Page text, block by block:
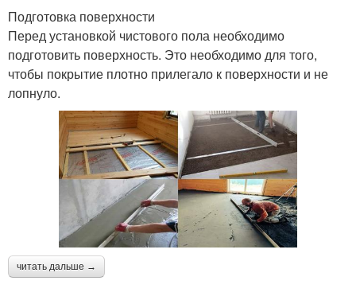
Подготовка поверхности
Перед установкой чистового пола необходимо
подготовить поверхность. Это необходимо для того,
чтобы покрытие плотно прилегало к поверхности и не
лопнуло.
читать дальше →